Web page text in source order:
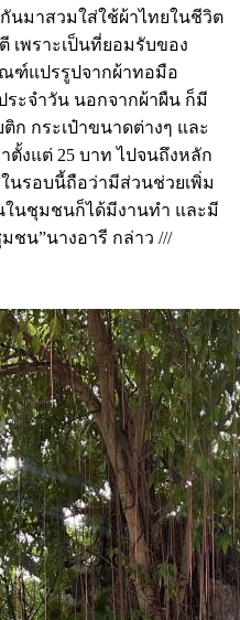
นมาสวมใส่ใช้ผ้าไทยในชีวิต
เพราะเป็นที่ยอมรับของ
ฑ์แปรรูปจากผ้าทอมือ
ระจำวัน นอกจากผ้าผืน ก็มี
ก กระเป๋าขนาดต่างๆ และ
ตั้งแต่ 25 บาท ไปจนถึงหลัก
นรอบนี้ถือว่ามีส่วนช่วยเพิ่ม
นชุมชนก็ได้มีงานทำ และมี
ชน”นางอารี กล่าว ///